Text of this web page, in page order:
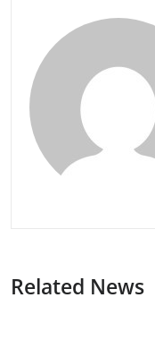
Related News